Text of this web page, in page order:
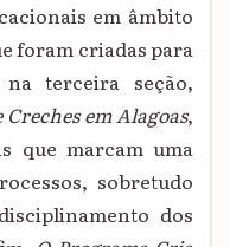
em âmbito
foram criadas para
terceira seção,
em Alagoas,
que marcam uma
sobretudo
dos